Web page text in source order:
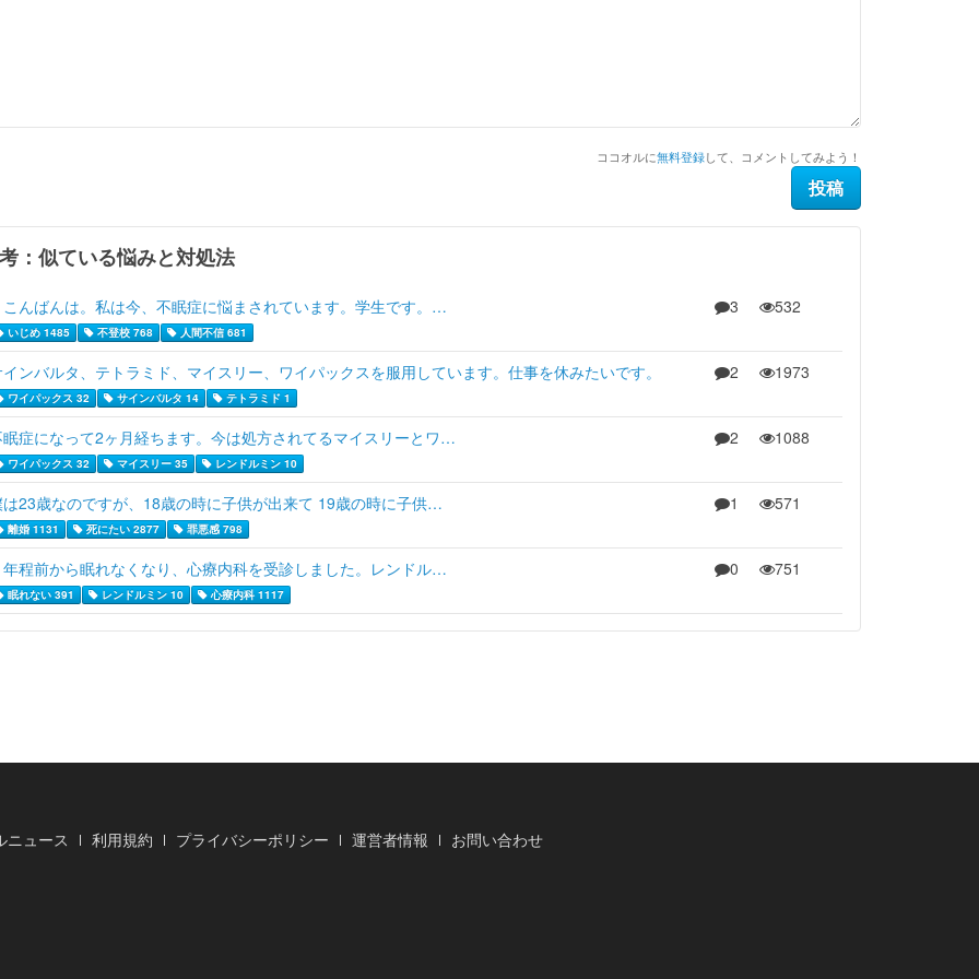
ココオルに無料登録して、コメントしてみよう！
：似ている悩みと対処法
んばんは。私は今、不眠症に悩まされています。学生です。…
いじめ 1485 不登校 768 人間不信 681
3 532
ンバルタ、テトラミド、マイスリー、ワイパックスを服用しています。仕事を休みたいです。
ワイパックス 32 サインバルタ 14 テトラミド 1
2 1973
眠症になって2ヶ月経ちます。今は処方されてるマイスリーとワ…
ワイパックス 32 マイスリー 35 レンドルミン 10
2 1088
は23歳なのですが、18歳の時に子供が出来て 19歳の時に子供…
離婚 1131 死にたい 2877 罪悪感 798
1 571
年程前から眠れなくなり、心療内科を受診しました。レンドル…
眠れない 391 レンドルミン 10 心療内科 1117
0 751
ニュース 利用規約 プライバシーポリシー 運営者情報 お問い合わせ